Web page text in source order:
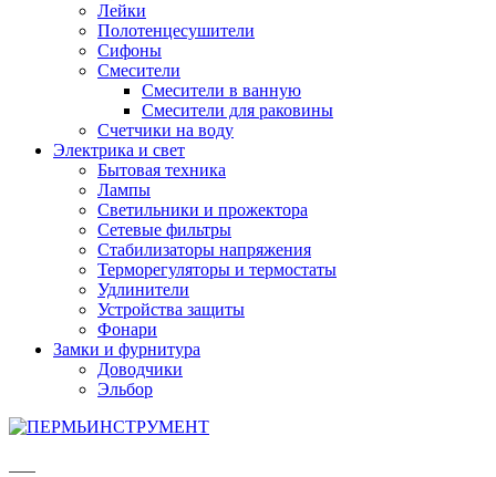
Лейки
Полотенцесушители
Сифоны
Смесители
Смесители в ванную
Смесители для раковины
Счетчики на воду
Электрика и свет
Бытовая техника
Лампы
Светильники и прожектора
Сетевые фильтры
Стабилизаторы напряжения
Терморегуляторы и термостаты
Удлинители
Устройства защиты
Фонари
Замки и фурнитура
Доводчики
Эльбор